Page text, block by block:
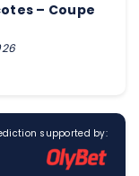
– Coupe
supported by: